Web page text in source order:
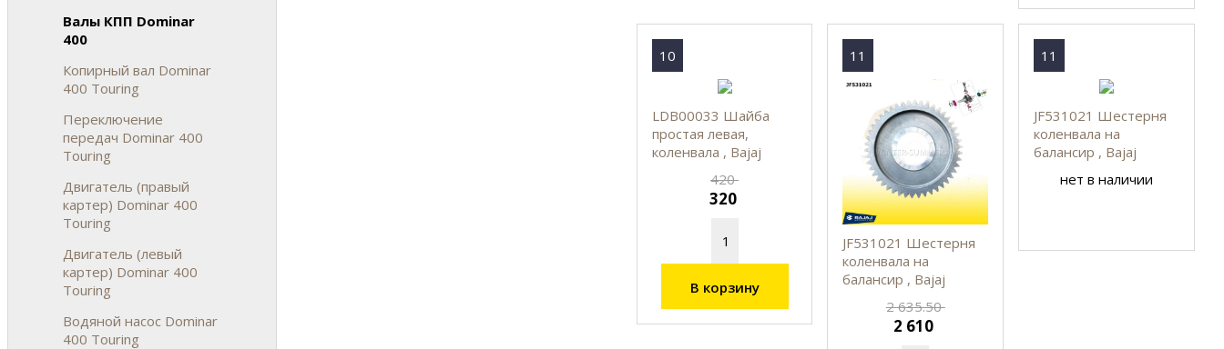
Валы КПП Dominar
400
Копирный вал Dominar
400 Touring
Переключение
передач Dominar 400
Touring
Двигатель (правый
картер) Dominar 400
Touring
Двигатель (левый
картер) Dominar 400
Touring
Водяной насос Dominar
400 Touring
10
LDB00033 Шайба
простая левая,
коленвала , Bajaj
420
320
В корзину
11
JF531021 Шестерня
коленвала на
балансир , Bajaj
2 635.50
2 610
11
JF531021 Шестерня
коленвала на
балансир , Bajaj
нет в наличии